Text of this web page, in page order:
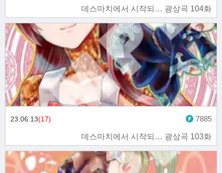
데스마치에서 시작되… 광상곡 104화
데스마치에서 시작되… 광상곡 103화
23.06.13(17) 7885